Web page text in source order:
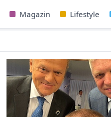
Magazin Lifestyle